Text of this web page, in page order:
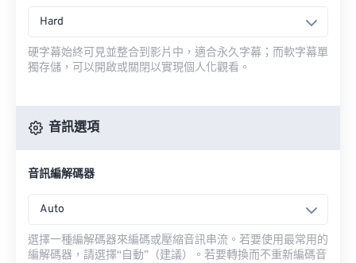
Hard
硬字幕始終可見並整合到影片中，適合永久字幕；而軟字幕單
獨存儲，可以開啟或關閉以實現個人化觀看。
音訊選項
音訊編解碼器
Auto
選擇一種編解碼器來編碼或壓縮音訊串流。若要使用最常用的
編解碼器，請選擇“自動”（建議）。若要轉換而不重新編碼音